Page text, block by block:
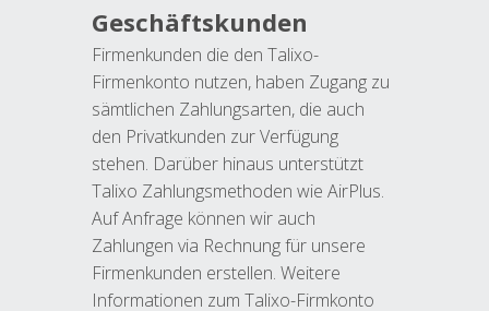
Geschäftskunden
Firmenkunden die den Talixo-
Firmenkonto nutzen, haben Zugang zu
sämtlichen Zahlungsarten, die auch
den Privatkunden zur Verfügung
stehen. Darüber hinaus unterstützt
Talixo Zahlungsmethoden wie AirPlus.
Auf Anfrage können wir auch
Zahlungen via Rechnung für unsere
Firmenkunden erstellen. Weitere
Informationen zum Talixo-Firmkonto